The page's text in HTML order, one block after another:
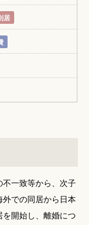
居
一致等から、次子
での同居から日本
開始し、離婚につ